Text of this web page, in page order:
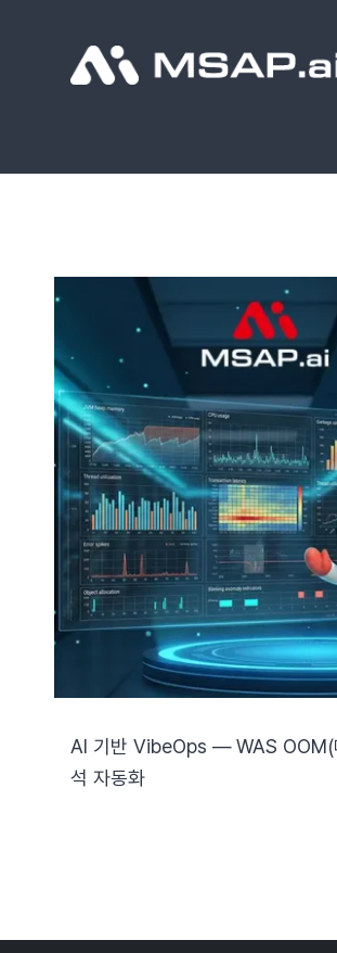
AI 기반 VibeOps — WAS OOM(
석 자동화